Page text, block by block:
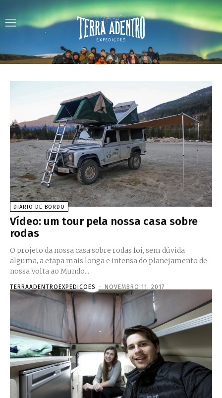
DIÁRIO DE BORDO
Vídeo: um tour pela nossa casa sobre
rodas
O projeto da nossa casa sobre rodas foi, sem dúvida
alguma, a etapa mais longa e intensa do planejamento de
nossa Volta ao Mundo...
TERRAADENTROEXPEDICOES - NOVEMBRO 11, 2017